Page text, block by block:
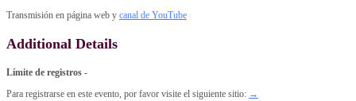
Transmisión en página web y canal de YouTube
Additional Details
Límite de registros -
Para registrarse en este evento, por favor visite el siguiente sitio: →